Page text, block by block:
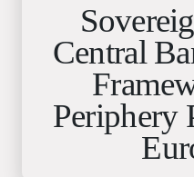
Central
Periphery